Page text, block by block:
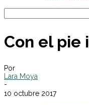
Con el pie
Por
Lara Moya
-
10 octubre 2017